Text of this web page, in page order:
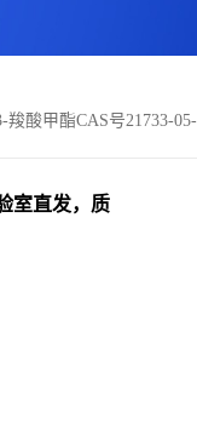
羧酸甲酯CAS号21733-
室直发，质